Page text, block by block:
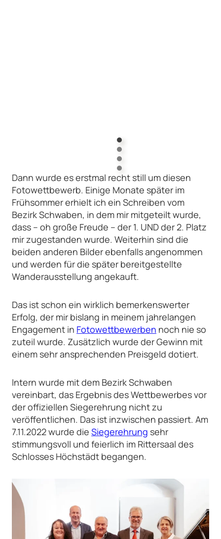
Dann wurde es erstmal recht still um diesen
Fotowettbewerb. Einige Monate später im
Frühsommer erhielt ich ein Schreiben vom
Bezirk Schwaben, in dem mir mitgeteilt wurde,
dass – oh große Freude – der 1. UND der 2. Platz
mir zugestanden wurde. Weiterhin sind die
beiden anderen Bilder ebenfalls angenommen
und werden für die später bereitgestellte
Wanderausstellung angekauft.
Das ist schon ein wirklich bemerkenswerter
Erfolg, der mir bislang in meinem jahrelangen
Engagement in Fotowettbewerben noch nie so
zuteil wurde. Zusätzlich wurde der Gewinn mit
einem sehr ansprechenden Preisgeld dotiert.
Intern wurde mit dem Bezirk Schwaben
vereinbart, das Ergebnis des Wettbewerbes vor
der offiziellen Siegerehrung nicht zu
veröffentlichen. Das ist inzwischen passiert. Am
7.11.2022 wurde die Siegerehrung sehr
stimmungsvoll und feierlich im Rittersaal des
Schlosses Höchstädt begangen.